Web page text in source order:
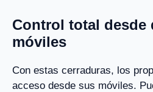
Control total
móviles
Con estas cerraduras, los
acceso desde sus móviles.